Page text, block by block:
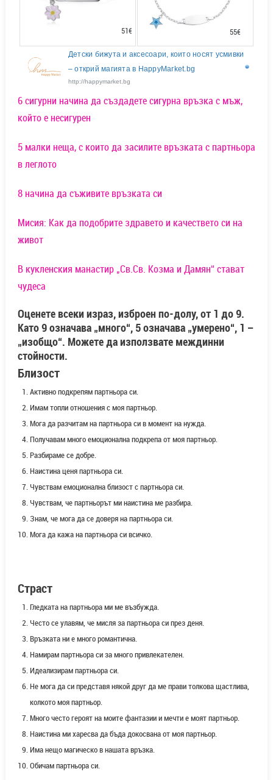
51€ 55€
Детски бижута и аксесоари, които носят усмивки
– открий магията в HappyMarket.bg
http://happymarket.bg
6 сигурни начина да създадете сигурна връзка с мъж,
който е несигурен
5 малки неща, с които да засилите връзката с партньора
в леглото
8 начина да съживите връзката си
Мисия: Как да подобрите здравето и качествето си на
живот
В кукленския манастир „Св.Св. Козма и Дамян“ стават
чудеса
Оценете всеки израз, изброен по-долу, от 1 до 9.
Като 9 означава „много“, 5 означава „умерено“, 1 –
„изобщо“. Можете да използвате междинни
стойности.
Близост
Активно подкрепям партньора си.
Имам топли отношения с моя партньор.
Мога да разчитам на партньора си в момент на нужда.
Получавам много емоционална подкрепа от моя партньор.
Разбираме се добре.
Наистина ценя партньора си.
Чувствам емоционална близост с партньора си.
Чувствам, че партньорът ми наистина ме разбира.
Знам, че мога да се доверя на партньора си.
Мога да кажа на партньора си всичко.
Страст
Гледката на партньора ми ме възбужда.
Често се улавям, че мисля за партньора си през деня.
Връзката ни е много романтична.
Намирам партньора си за много привлекателен.
Идеализирам партньора си.
Не мога да си представя някой друг да ме прави толкова щастлива,
колкото моя партньор.
Много често героят на моите фантазии и мечти е моят партньор.
Наистина ми харесва да бъда докосвана от моя партньор.
Има нещо магическо в нашата връзка.
Обичам партньора си.